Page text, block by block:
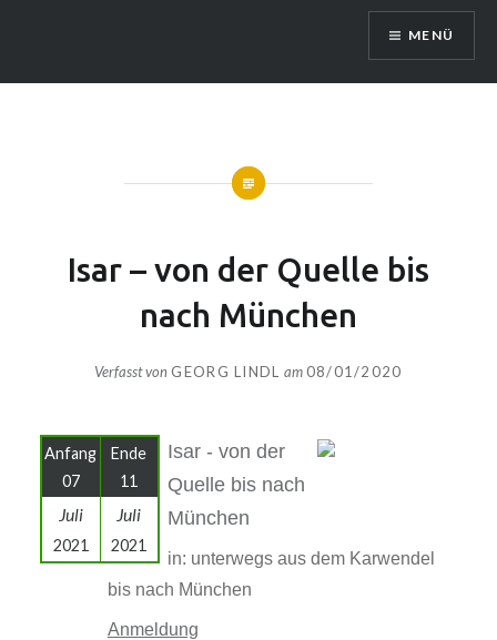
MENÜ
Isar – von der Quelle bis
nach München
Verfasst von GEORG LINDL am 08/01/2020
Anfang
07
Juli
2021
Ende
11
Juli
2021
Isar - von der
Quelle bis nach
München
in: unterwegs aus dem Karwendel
bis nach München
Anmeldung